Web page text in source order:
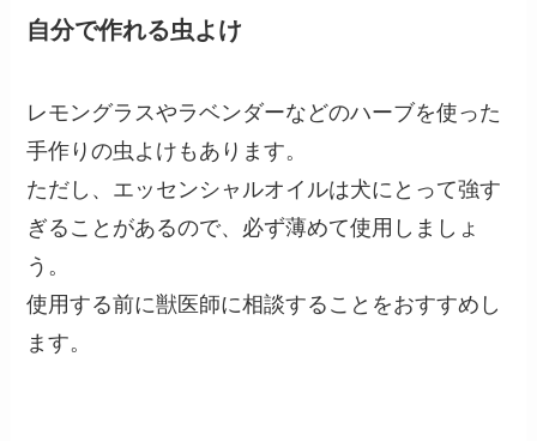
自分で作れる虫よけ
レモングラスやラベンダーなどのハーブを使った
手作りの虫よけもあります。
ただし、エッセンシャルオイルは犬にとって強す
ぎることがあるので、必ず薄めて使用しましょ
う。
使用する前に獣医師に相談することをおすすめし
ます。